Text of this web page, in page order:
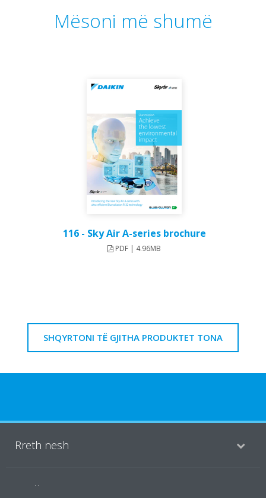
Mësoni më shumë
116 - Sky Air A-series brochure
PDF | 4.96MB
SHQYRTONI TË GJITHA PRODUKTET TONA
Rreth nesh
Zgjidhje